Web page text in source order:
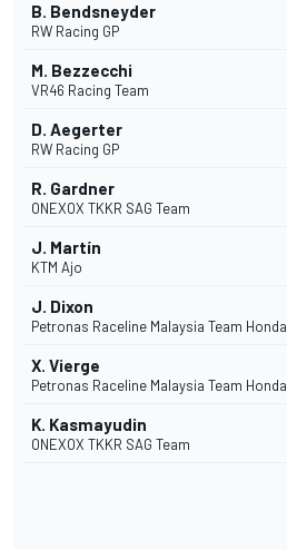
B. Bendsneyder
RW Racing GP
M. Bezzecchi
VR46 Racing Team
D. Aegerter
RW Racing GP
R. Gardner
ONEXOX TKKR SAG Team
J. Martín
KTM Ajo
J. Dixon
Petronas Raceline Malaysia Team Honda
X. Vierge
Petronas Raceline Malaysia Team Honda
K. Kasmayudin
ONEXOX TKKR SAG Team